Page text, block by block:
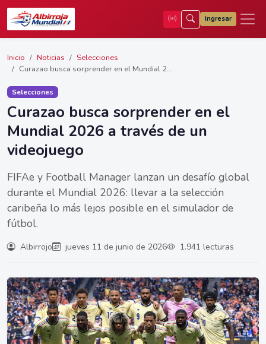
Ingresar
Inicio Noticias
Selecciones
Curazao busca sorprender en el Mundial 2...
Selecciones
Curazao busca sorprender en el
Mundial 2026 a través de un
videojuego
FIFAe y Football Manager lanzan un desafío global
durante el Mundial 2026: llevar a la selección
caribeña lo más lejos posible en el simulador de
fútbol.
Albirrojo jueves 11 de junio de 2026 1.941 lecturas